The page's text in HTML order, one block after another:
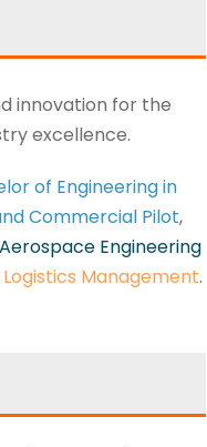
innovation for the
excellence.
of Engineering in
Commercial Pilot,
Engineering
Management.